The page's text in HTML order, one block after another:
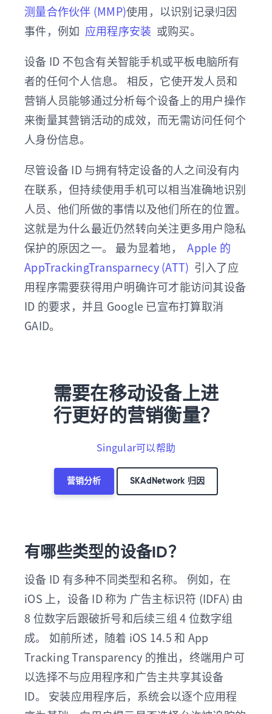
测量合作伙伴 (MMP)使用，以识别记录归因
事件，例如 应用程序安装 或购买。
设备 ID 不包含有关智能手机或平板电脑所有
者的任何个人信息。 相反，它使开发人员和
营销人员能够通过分析每个设备上的用户操作
来衡量其营销活动的成效，而无需访问任何个
人身份信息。
尽管设备 ID 与拥有特定设备的人之间没有内
在联系，但持续使用手机可以相当准确地识别
人员、他们所做的事情以及他们所在的位置。
这就是为什么最近仍然转向关注更多用户隐私
保护的原因之一。 最为显着地，Apple 的
AppTrackingTransparnecy (ATT) 引入了应
用程序需要获得用户明确许可才能访问其设备
ID 的要求，并且 Google 已宣布打算取消
GAID。
需要在移动设备上进
行更好的营销衡量？
Singular可以帮助
营销分析 SKAdNetwork 归因
有哪些类型的设备ID？
设备 ID 有多种不同类型和名称。 例如，在
iOS 上，设备 ID 称为 广告主标识符 (IDFA) 由
8 位数字后跟破折号和后续三组 4 位数字组
成。 如前所述，随着 iOS 14.5 和 App
Tracking Transparency 的推出，终端用户可
以选择不与应用程序和广告主共享其设备
ID。 安装应用程序后，系统会以逐个应用程